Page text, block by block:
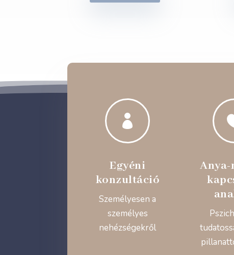

Egyéni
konzultáció
Személyesen a
személyes
nehézségekről